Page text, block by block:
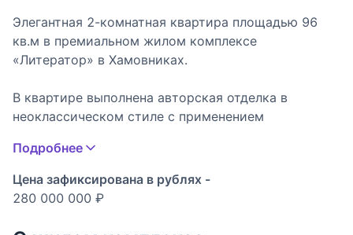
Элегантная 2-комнатная квартира площадью 96
кв.м в премиальном жилом комплексе
«Литератор» в Хамовниках.
В квартире выполнена авторская отделка в
неоклассическом стиле с применением
Планировочным решением предусмотрены:
просторная гостиная-столовая с зоной кухни и
гостевой санузел.
Подробнее
Цена зафиксирована в рублях -
280 000 000 ₽